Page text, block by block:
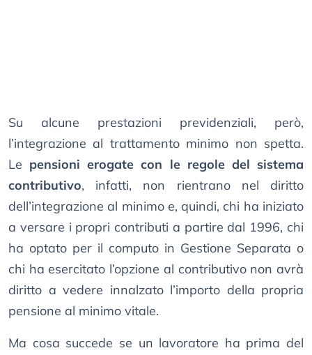
Su alcune prestazioni previdenziali, però,
l’integrazione al trattamento minimo non spetta.
Le pensioni erogate con le regole del sistema
contributivo, infatti, non rientrano nel diritto
dell’integrazione al minimo e, quindi, chi ha iniziato
a versare i propri contributi a partire dal 1996, chi
ha optato per il computo in Gestione Separata o
chi ha esercitato l’opzione al contributivo non avrà
diritto a vedere innalzato l’importo della propria
pensione al minimo vitale.
Ma cosa succede se un lavoratore ha prima del